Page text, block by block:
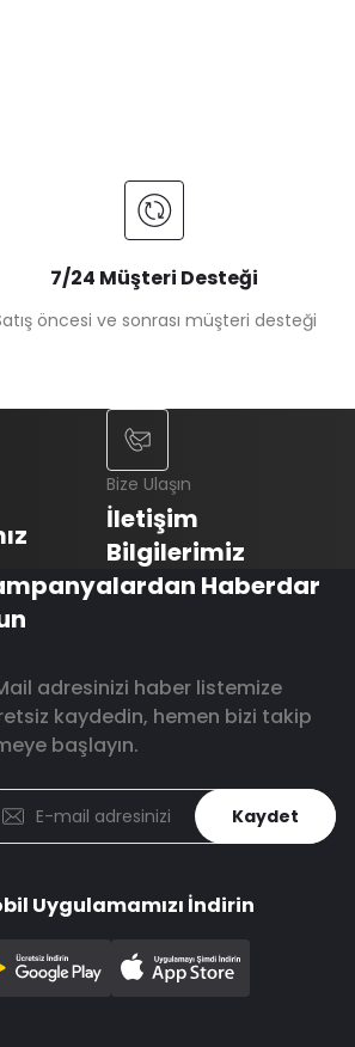
7/24 Müşteri Desteği
öncesi ve sonrası müşteri desteği
Bize Ulaşın
İletişim
Bilgilerimiz
Haberdar
adresinizi haber listemize
kaydedin, hemen bizi takip
başlayın.
Kaydet
Uygulamamızı İndirin